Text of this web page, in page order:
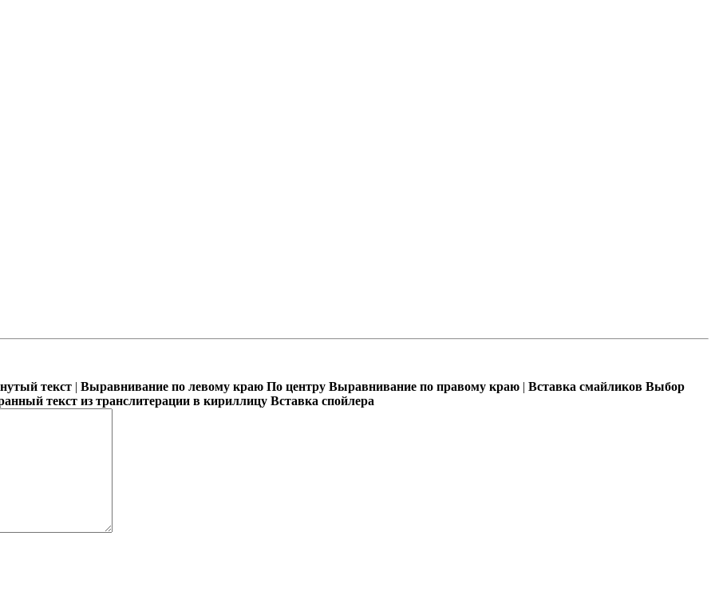
текст | Выравнивание по левому краю По центру Выравнивание по правому краю | Вставка смайликов Выбор
текст из транслитерации в кириллицу Вставка спойлера